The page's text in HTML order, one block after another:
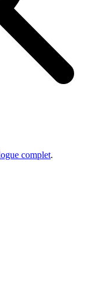
complet.